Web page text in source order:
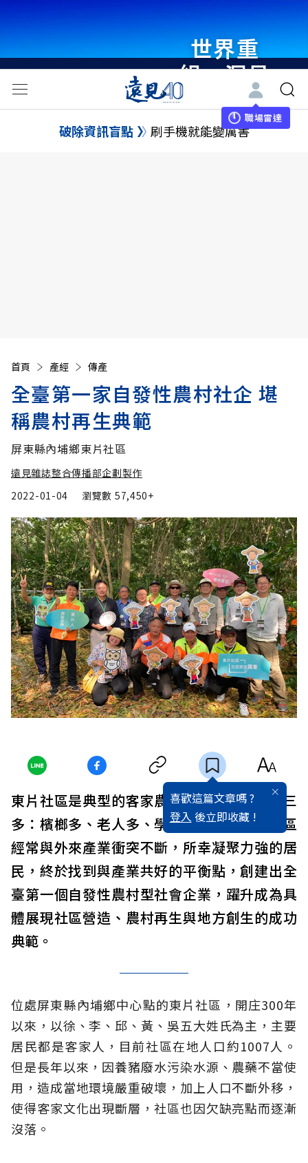
世界重
組・洞見
未來 與
世界領袖
職場雷達
破除資訊盲點 刷手機就能變厲害
首頁 產經 傳產
全臺第一家自發性農村社企 堪
稱農村再生典範
屏東縣內埔鄉東片社區
遠見雜誌整合傳播部企劃製作
2022-01-04
瀏覽數 57,450+
喜歡這篇文章嗎 ?
登入 後立即收藏 !
東片社區是典型的客家農村村落，但因為有三
多：檳榔多、老人多、學生宿舍多，使得社區
經常與外來產業衝突不斷，所幸凝聚力強的居
民，終於找到與產業共好的平衡點，創建出全
臺第一個自發性農村型社會企業，躍升成為具
體展現社區營造、農村再生與地方創生的成功
典範。
位處屏東縣內埔鄉中心點的東片社區，開庄300年
以來，以徐、李、邱、黃、吳五大姓氏為主，主要
居民都是客家人，目前社區在地人口約1007人。
但是長年以來，因養豬廢水污染水源、農藥不當使
用，造成當地環境嚴重破壞，加上人口不斷外移，
使得客家文化出現斷層，社區也因欠缺亮點而逐漸
沒落。